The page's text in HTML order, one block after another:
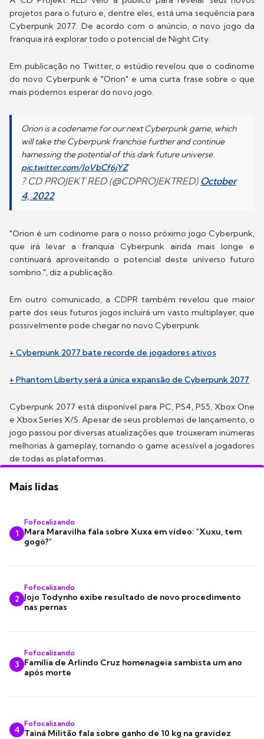
projetos para o futuro e, dentre eles, está uma sequência para
Cyberpunk 2077. De acordo com o anúncio, o novo jogo da
franquia irá explorar todo o potencial de Night City.
Em publicação no Twitter, o estúdio revelou que o codinome
do novo Cyberpunk é "Orion" e uma curta frase sobre o que
mais podemos esperar do novo jogo.
Orion is a codename for our next Cyberpunk game, which
will take the Cyberpunk franchise further and continue
harnessing the potential of this dark future universe.
pic.twitter.com/JoVbCf6jYZ
? CD PROJEKT RED (@CDPROJEKTRED) October
4, 2022
"Orion é um codinome para o nosso próximo jogo Cyberpunk,
que irá levar a franquia Cyberpunk ainda mais longe e
continuará aproveitando o potencial deste universo futuro
sombrio.", diz a publicação.
Em outro comunicado, a CDPR também revelou que maior
parte dos seus futuros jogos incluirá um vasto multiplayer, que
possivelmente pode chegar no novo Cyberpunk.
+ Cyberpunk 2077 bate recorde de jogadores ativos
+ Phantom Liberty será a única expansão de Cyberpunk 2077
Cyberpunk 2077 está disponível para PC, PS4, PS5, Xbox One
e Xbox Series X/S. Apesar de seus problemas de lançamento, o
jogo passou por diversas atualizações que trouxeram inúmeras
melhorias à gameplay, tornando o game acessível a jogadores
de todas as plataformas.
Mais lidas
1
Fofocalizando
Mara Maravilha fala sobre Xuxa em vídeo: "Xuxu, tem
gogó?"
2
Fofocalizando
Jojo Todynho exibe resultado de novo procedimento
nas pernas
3
Fofocalizando
Família de Arlindo Cruz homenageia sambista um ano
após morte
4
Fofocalizando
Tainá Militão fala sobre ganho de 10 kg na gravidez